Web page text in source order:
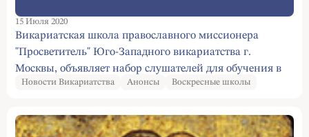
15 Июля 2020
Викариатская школа православного миссионера
"Просветитель" Юго-Западного викариатства г.
Москвы, объявляет набор слушателей для обучения в
2020-22 учебных годах
Новости Викариатства Анонсы Воскресные школы